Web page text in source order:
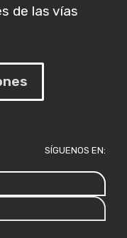
de las vías
SÍGUENOS EN: